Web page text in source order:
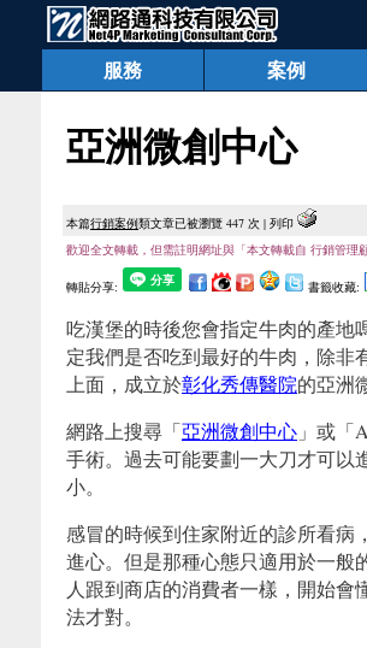
服務 案例
亞洲微創中心
本篇行銷案例類文章已被瀏覽 447 次 | 列印
歡迎全文轉載，但需註明網址與「本文轉載自 行銷管理
轉貼分享: 書籤收藏:
吃漢堡的時後您會指定牛肉的產地
定我們是否吃到最好的牛肉，除非
上面，成立於彰化秀傳醫院的亞洲
網路上搜尋「亞洲微創中心 」或
手術。過去可能要劃一大刀才可以
小。
感冒的時候到住家附近的診所看病
進心。但是那種心態只適用於一般
人跟到商店的消費者一樣，開始
法才對。